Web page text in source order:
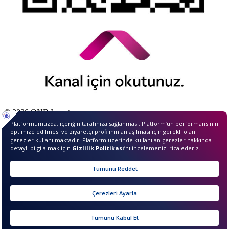
© 2026 QNB Invest,
QNBiştirakidir.
Sunucu Bilgisi
sıkcasorulan